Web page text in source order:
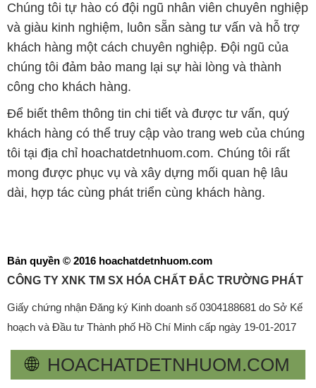
Chúng tôi tự hào có đội ngũ nhân viên chuyên nghiệp
và giàu kinh nghiệm, luôn sẵn sàng tư vấn và hỗ trợ
khách hàng một cách chuyên nghiệp. Đội ngũ của
chúng tôi đảm bảo mang lại sự hài lòng và thành
công cho khách hàng.
Để biết thêm thông tin chi tiết và được tư vấn, quý
khách hàng có thể truy cập vào trang web của chúng
tôi tại địa chỉ hoachatdetnhuom.com. Chúng tôi rất
mong được phục vụ và xây dựng mối quan hệ lâu
dài, hợp tác cùng phát triển cùng khách hàng.
Bản quyền © 2016 hoachatdetnhuom.com
CÔNG TY XNK TM SX HÓA CHẤT ĐẮC TRƯỜNG PHÁT
Giấy chứng nhận Đăng ký Kinh doanh số 0304188681 do Sở Kế
hoạch và Đầu tư Thành phố Hồ Chí Minh cấp ngày 19-01-2017
🌐 HOACHATDETNHUOM.COM